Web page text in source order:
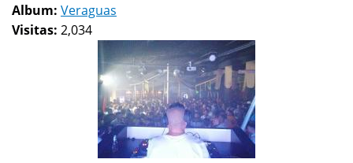
Album: Veraguas
Visitas: 2,034